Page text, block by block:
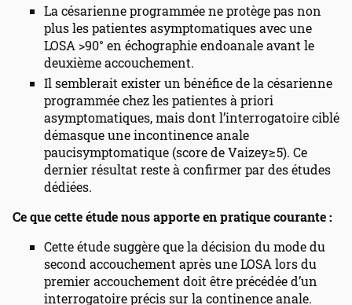
La césarienne programmée ne protège pas non
plus les patientes asymptomatiques avec une
LOSA >90° en échographie endoanale avant le
deuxième accouchement.
Il semblerait exister un bénéfice de la césarienne
programmée chez les patientes à priori
asymptomatiques, mais dont l’interrogatoire ciblé
démasque une incontinence anale
paucisymptomatique (score de Vaizey≥5). Ce
dernier résultat reste à confirmer par des études
dédiées.
Ce que cette étude nous apporte en pratique courante :
Cette étude suggère que la décision du mode du
second accouchement après une LOSA lors du
premier accouchement doit être précédée d’un
interrogatoire précis sur la continence anale.